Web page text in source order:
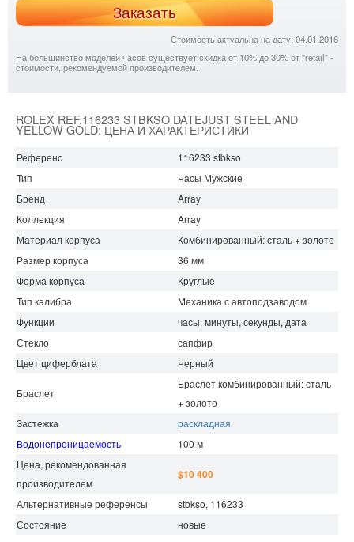
Заказать
Стоимость актуальна на дату: 04.01.2016
На большинство моделей часов существует скидка от 10% до 30% от "retail" -
стоимости, рекомендуемой производителем.
ROLEX REF.116233 STBKSO DATEJUST STEEL AND
YELLOW GOLD: ЦЕНА И ХАРАКТЕРИСТИКИ
Референс
116233 stbkso
Тип
Часы Мужские
Бренд
Array
Коллекция
Array
Материал корпуса
Комбинированный: сталь + золото
Размер корпуса
36 мм
Форма корпуса
Круглые
Тип калибра
Механика с автоподзаводом
Функции
часы, минуты, секунды, дата
Стекло
сапфир
Цвет циферблата
Черный
Браслет
Браслет комбинированный: сталь
+ золото
Застежка
раскладная
Водонепроницаемость
100 м
Цена, рекомендованная
производителем
$10 400
Альтернативные референсы
stbkso, 116233
Состояние
новые